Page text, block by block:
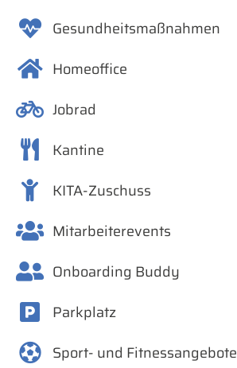
Gesundheitsmaßnahmen
Homeoffice
Jobrad
Kantine
KITA-Zuschuss
Mitarbeiterevents
Onboarding Buddy
Parkplatz
Sport- und Fitnessangebote